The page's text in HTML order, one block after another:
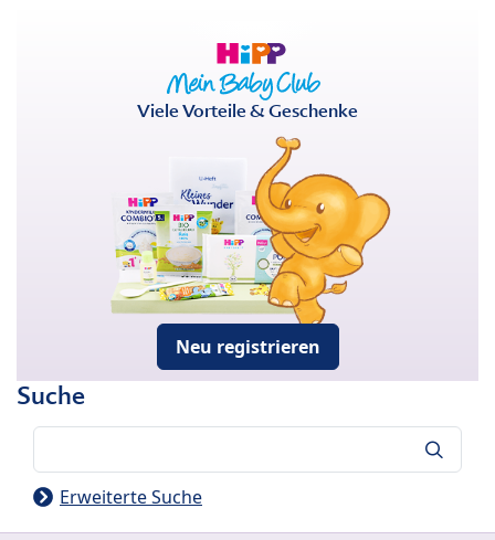
Viele Vorteile & Geschenke
Neu registrieren
Suche
Erweiterte Suche